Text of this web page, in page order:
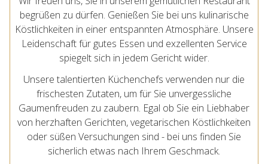
begrüßen zu dürfen. Genießen Sie bei uns kulinarische
Köstlichkeiten in einer entspannten Atmosphäre. Unsere
Leidenschaft für gutes Essen und exzellenten Service
spiegelt sich in jedem Gericht wider.
Unsere talentierten Küchenchefs verwenden nur die
frischesten Zutaten, um für Sie unvergessliche
Gaumenfreuden zu zaubern. Egal ob Sie ein Liebhaber
von herzhaften Gerichten, vegetarischen Köstlichkeiten
oder süßen Versuchungen sind - bei uns finden Sie
sicherlich etwas nach Ihrem Geschmack.